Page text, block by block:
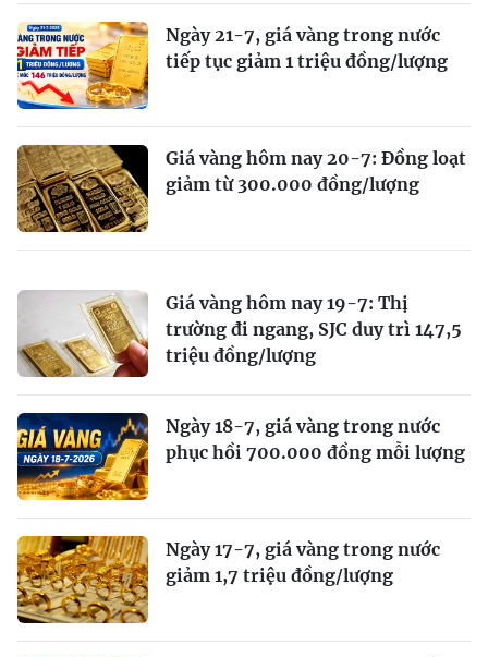
Ngày 21-7, giá vàng trong nước
tiếp tục giảm 1 triệu đồng/lượng
Giá vàng hôm nay 20-7: Đồng loạt
giảm từ 300.000 đồng/lượng
Giá vàng hôm nay 19-7: Thị
trường đi ngang, SJC duy trì 147,5
triệu đồng/lượng
Ngày 18-7, giá vàng trong nước
phục hồi 700.000 đồng mỗi lượng
Ngày 17-7, giá vàng trong nước
giảm 1,7 triệu đồng/lượng